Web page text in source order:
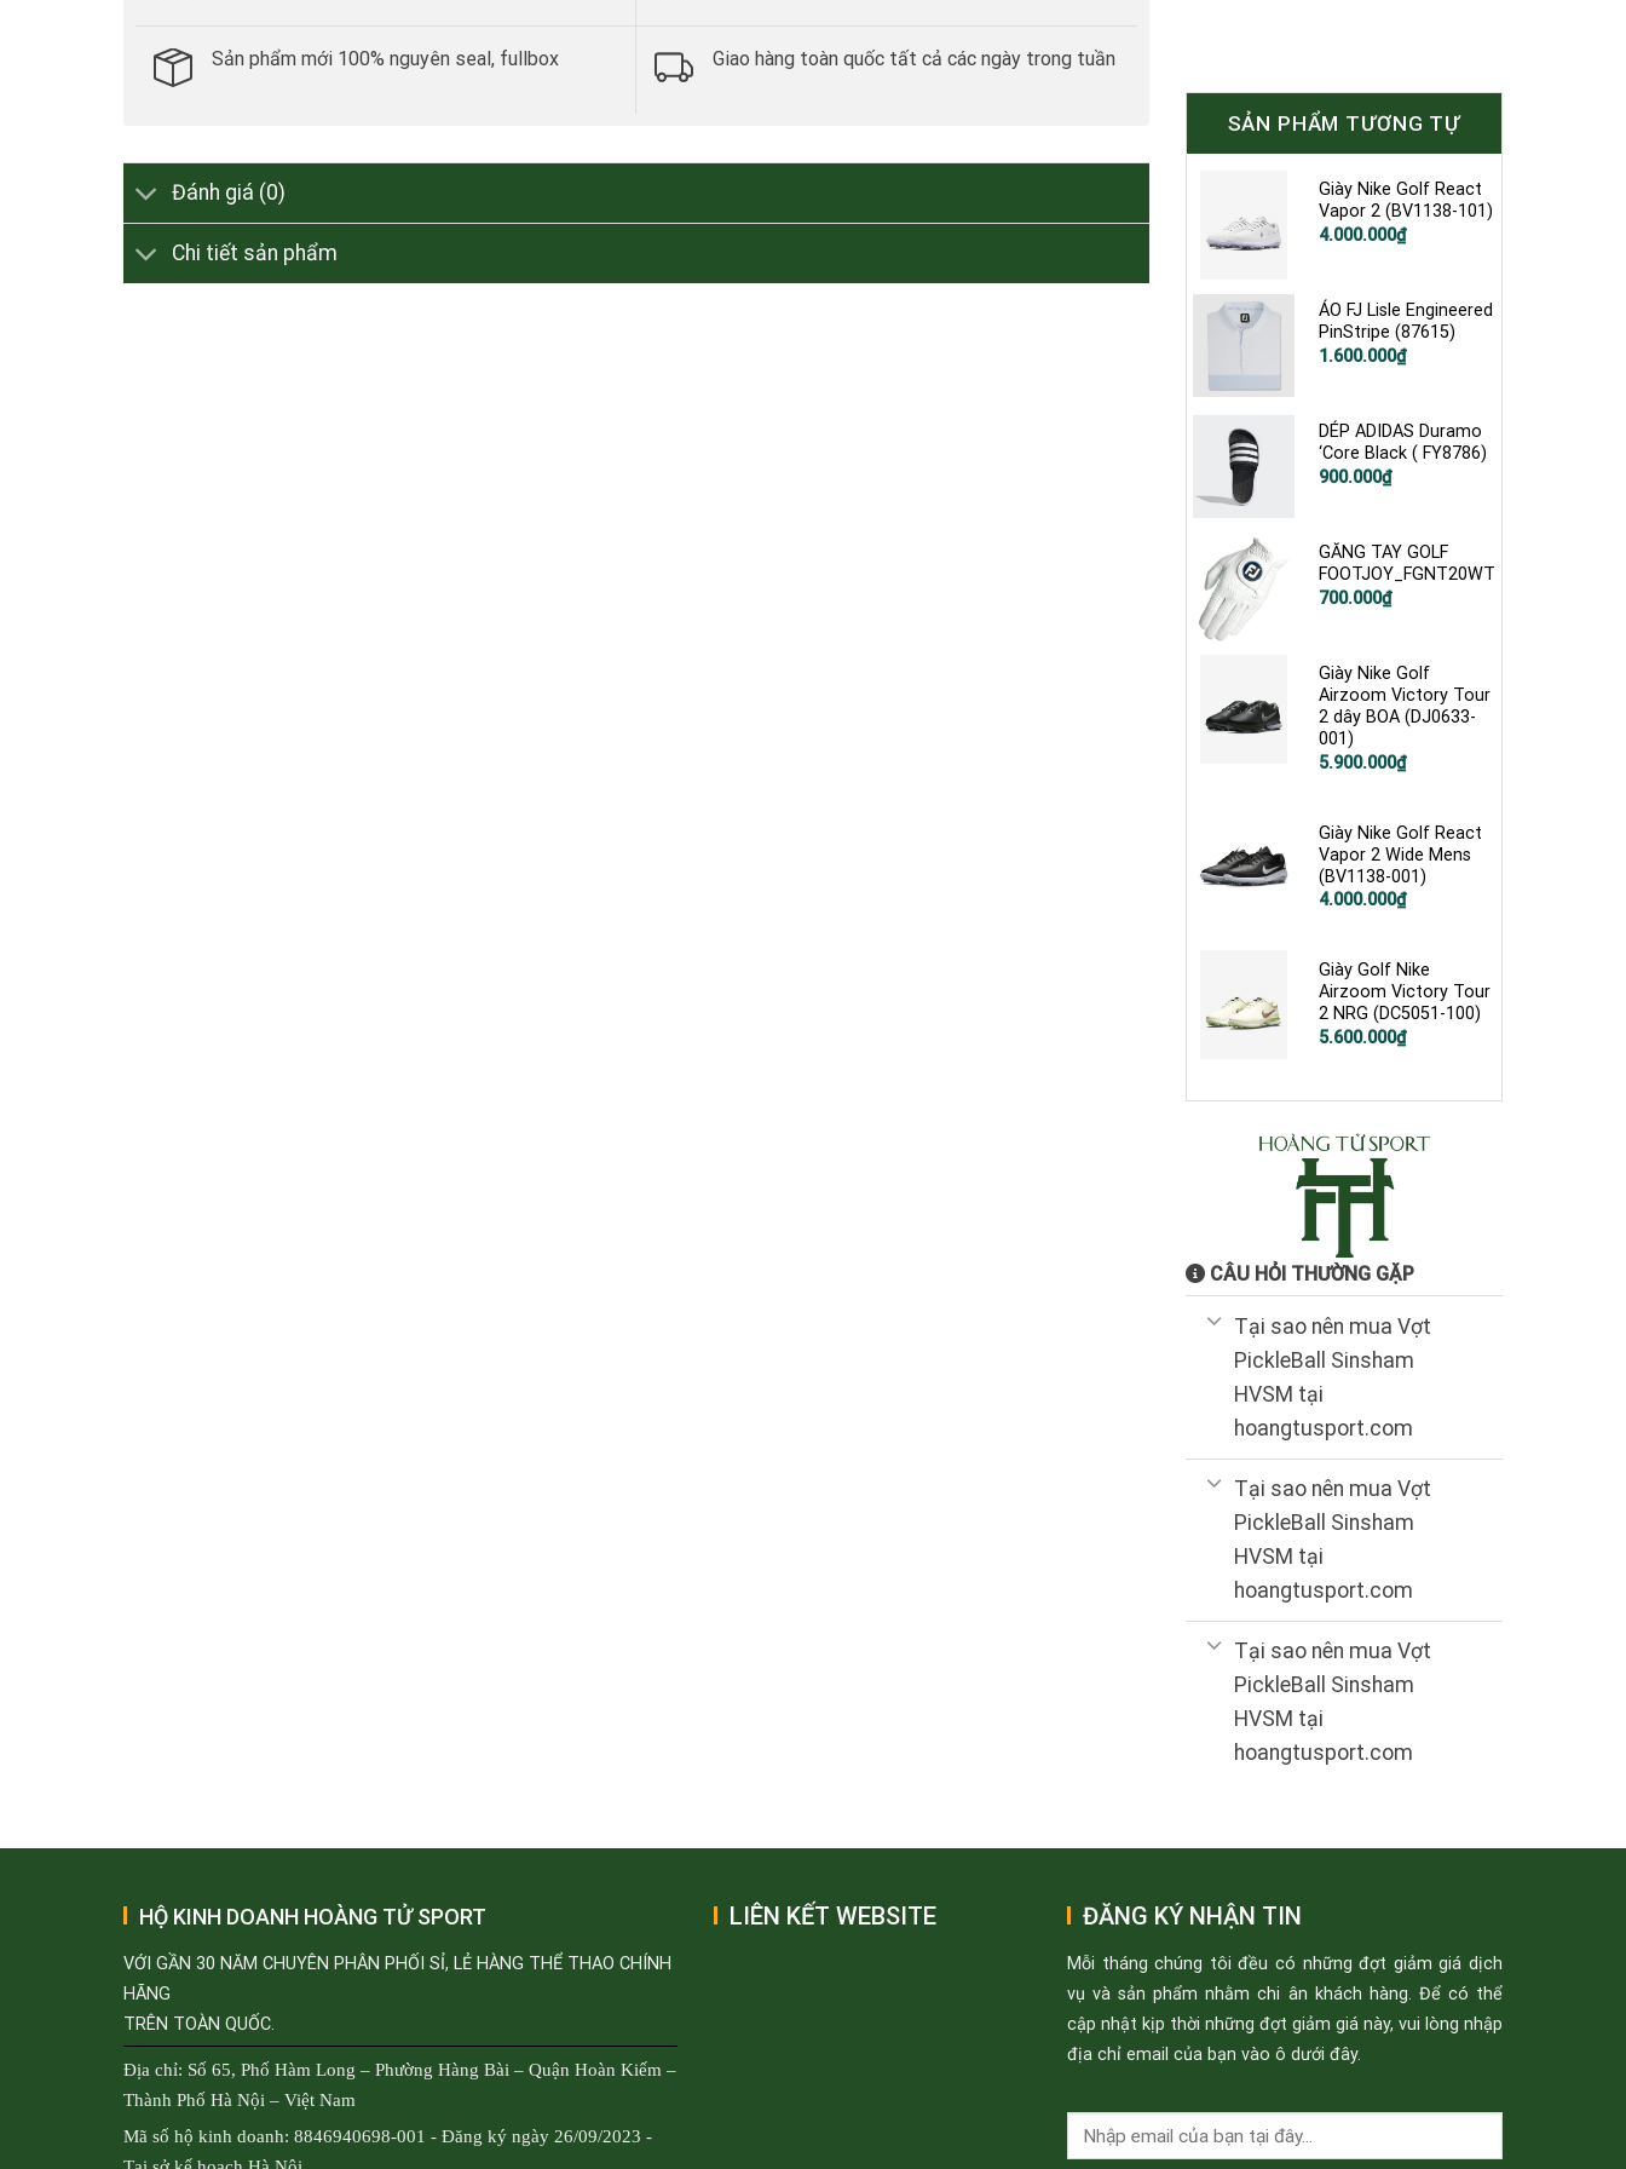
Sản phẩm mới 100% nguyên seal, fullbox Giao hàng toàn quốc tất cả các ngày trong tuần
Đánh giá (0)
Chi tiết sản phẩm
SẢN PHẨM TƯƠNG TỰ
Giày Nike Golf React
Vapor 2 (BV1138-101)
Giá
4.000.000₫
Giá
4.000.000₫.
ÁO FJ Lisle Engineered
PinStripe (87615)
1.600.000₫
DÉP ADIDAS Duramo
‘Core Black ( FY8786)
900.000₫
GĂNG TAY GOLF
FOOTJOY_FGNT20WT
700.000₫
Giày Nike Golf
Airzoom Victory Tour
2 dây BOA (DJ0633-
001)
Giá
5.900.000₫
Giá
5.900.000₫.
Giày Nike Golf React
Vapor 2 Wide Mens
(BV1138-001)
Giá
4.000.000₫
Giá
4.000.000₫.
Giày Golf Nike
Airzoom Victory Tour
2 NRG (DC5051-100)
Giá
5.600.000₫
Giá
5.600.000₫.
CÂU HỎI THƯỜNG GẶP
Tại sao nên mua Vợt
PickleBall Sinsham
HVSM tại
hoangtusport.com
Tại sao nên mua Vợt
PickleBall Sinsham
HVSM tại
hoangtusport.com
Tại sao nên mua Vợt
PickleBall Sinsham
HVSM tại
hoangtusport.com
HỘ KINH DOANH HOÀNG TỬ SPORT
VỚI GẦN 30 NĂM CHUYÊN PHÂN PHỐI SỈ, LẺ HÀNG THỂ THAO CHÍNH
HÃNG
TRÊN TOÀN QUỐC.
Địa chỉ: Số 65, Phố Hàm Long – Phường Hàng Bài – Quận Hoàn Kiếm –
Thành Phố Hà Nội – Việt Nam
Mã số hộ kinh doanh: 8846940698-001 - Đăng ký ngày 26/09/2023 -
LIÊN KẾT WEBSITE ĐĂNG KÝ NHẬN TIN
Mỗi tháng chúng tôi đều có những đợt giảm giá dịch
vụ và sản phẩm nhằm chi ân khách hàng. Để có thể
cập nhật kịp thời những đợt giảm giá này, vui lòng nhập
địa chỉ email của bạn vào ô dưới đây.